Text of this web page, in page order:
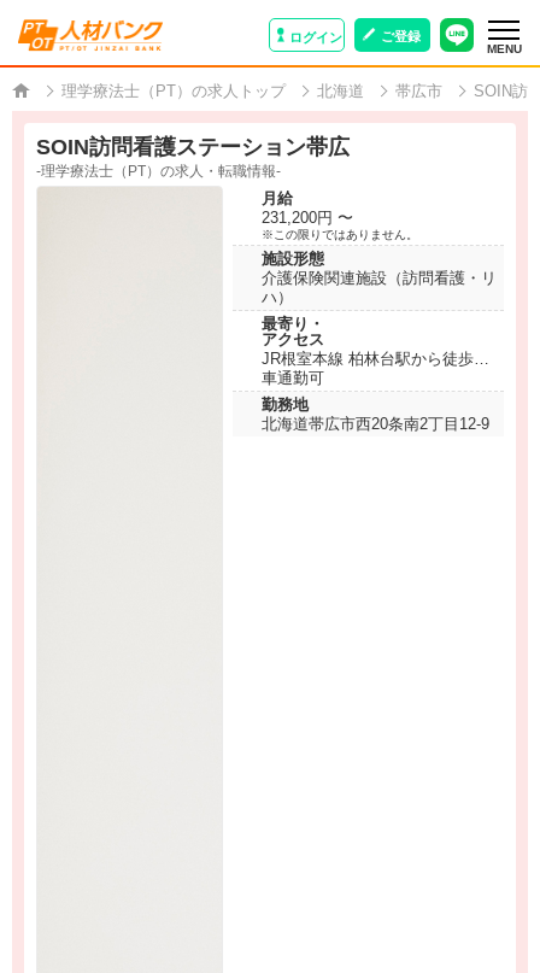
ログイン ご登録
MENU
理学療法士（PT）の求人トップ 北海道 帯広市 SOIN訪
SOIN訪問看護ステーション帯広
-理学療法士（PT）の求人・転職情報-
月給
231,200円 〜
※この限りではありません。
施設形態
介護保険関連施設（訪問看護・リ
ハ）
最寄り・
アクセス
JR根室本線 柏林台駅から徒歩で
29分
車通勤可
勤務地
北海道帯広市西20条南2丁目12-9